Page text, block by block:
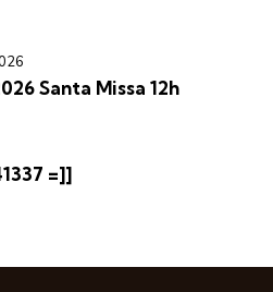
Santa Missa 12h
=]]